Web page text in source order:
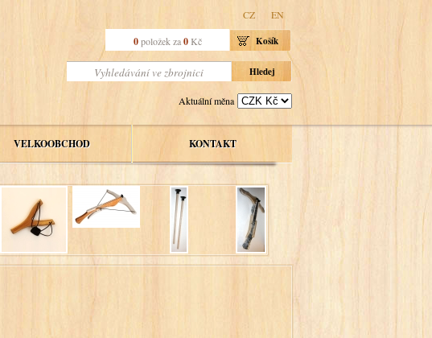
CZ EN
Košík
0 položek za0 Kč
Aktuální měna
VELKOOBCHOD KONTAKT